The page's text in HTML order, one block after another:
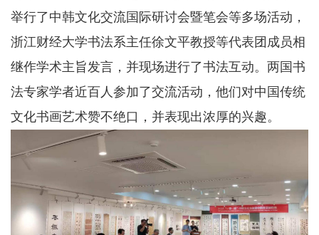
举行了中韩文化交流国际研讨会暨笔会等多场活动，
浙江财经大学书法系主任徐文平教授等代表团成员相
继作学术主旨发言，并现场进行了书法互动。两国书
法专家学者近百人参加了交流活动，他们对中国传统
文化书画艺术赞不绝口，并表现出浓厚的兴趣。